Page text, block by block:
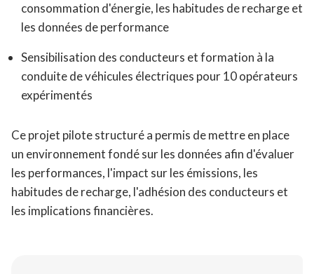
consommation d'énergie, les habitudes de recharge et
les données de performance
Sensibilisation des conducteurs et formation à la
conduite de véhicules électriques pour 10 opérateurs
expérimentés
Ce projet pilote structuré a permis de mettre en place
un environnement fondé sur les données afin d'évaluer
les performances, l'impact sur les émissions, les
habitudes de recharge, l'adhésion des conducteurs et
les implications financières.